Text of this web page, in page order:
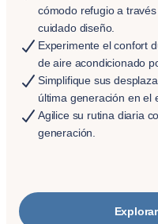
cómodo refugio a
cuidado diseño.
Experimente el confort
de aire acondicionado
Simplifique sus
última generación en el
Agilice su rutina diaria
generación.